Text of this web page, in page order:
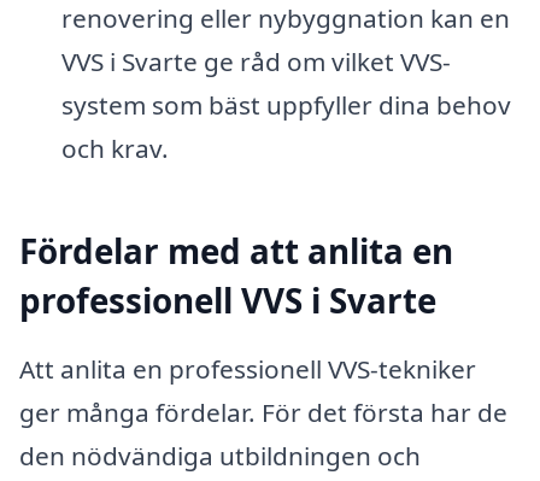
renovering eller nybyggnation kan en
VVS i Svarte ge råd om vilket VVS-
system som bäst uppfyller dina behov
och krav.
Fördelar med att anlita en
professionell VVS i Svarte
Att anlita en professionell VVS-tekniker
ger många fördelar. För det första har de
den nödvändiga utbildningen och